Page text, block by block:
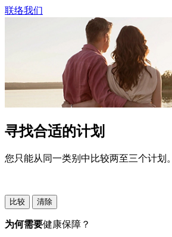
联络我们
寻找合适的计划
您只能从同一类别中比较两至三个计划。
比较 清除
为何需要健康保障？